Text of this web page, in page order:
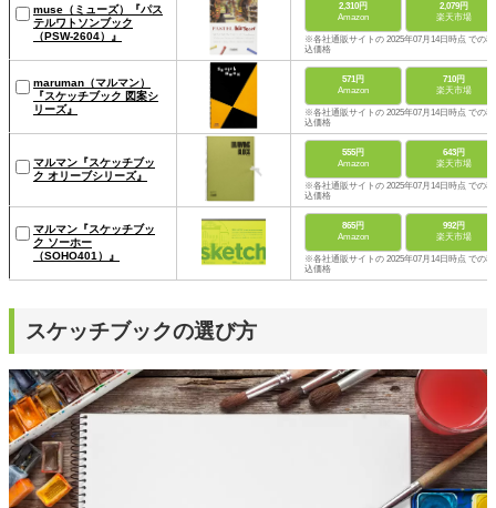
muse（ミューズ）『パス
テルワトソンブック
（PSW-2604）』
2,310円
Amazon
2,079円
楽天市場
※各社通販サイトの 2025年07月14日時点 での税
込価格
maruman（マルマン）
『スケッチブック 図案シ
リーズ』
571円
Amazon
710円
楽天市場
※各社通販サイトの 2025年07月14日時点 での税
込価格
マルマン『スケッチブッ
ク オリーブシリーズ』
555円
Amazon
643円
楽天市場
※各社通販サイトの 2025年07月14日時点 での税
込価格
マルマン『スケッチブッ
ク ソーホー
（SOHO401）』
865円
Amazon
992円
楽天市場
※各社通販サイトの 2025年07月14日時点 での税
込価格
スケッチブックの選び方